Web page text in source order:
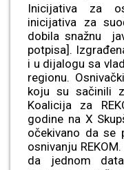
Inicijativa za
inicijativa za
dobila snažnu
potpisa].
i u dijalogu sa
regionu.
koju su sačinili
Koalicija za
godine na X
očekivano da se
osnivanju
da jednom